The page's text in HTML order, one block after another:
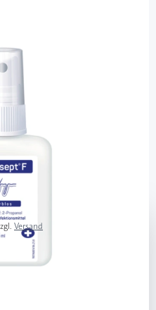
/ 50
116211
Versand